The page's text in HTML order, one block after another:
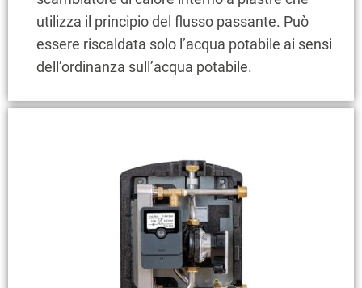
utilizza il principio del flusso passante. Può
essere riscaldata solo l’acqua potabile ai sensi
dell’ordinanza sull’acqua potabile.